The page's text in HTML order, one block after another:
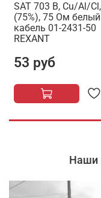
SAT 703 B, Cu/Al/Сl,
(75%), 75 Ом белый
кабель 01-2431-50
REXANT
53 руб
Наши